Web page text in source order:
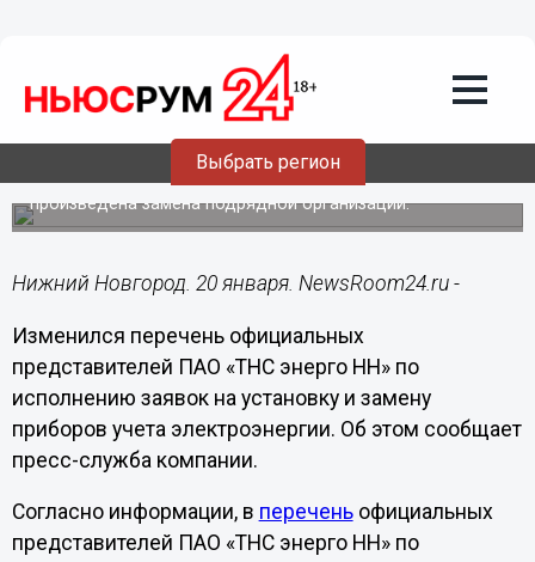
Выбрать регион
Изменен перечень представителей
«ТНС энерго НН» по установке и замене
приборов учета
В перечне официальных представителей компании
произведена замена подрядной организации.
Нижний Новгород. 20 января. NewsRoom24.ru -
Изменился перечень официальных
представителей ПАО «ТНС энерго НН» по
исполнению заявок на установку и замену
приборов учета электроэнергии. Об этом сообщает
пресс-служба компании.
Согласно информации, в переченьофициальных
представителей ПАО «ТНС энерго НН» по